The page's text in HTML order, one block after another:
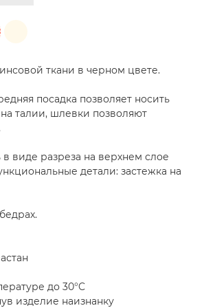
ткани в черном цвете.
посадка позволяет носить
талии, шлевки позволяют
в виде разреза на верхнем слое
детали: застежка на
до 30°C
изделие наизнанку